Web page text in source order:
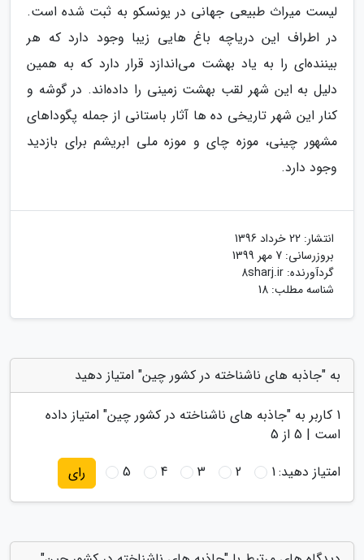
لیست میراث طبیعی جهانی در یونسکو به ثبت شده است.
در اطراف این دریاچه باغ هایی زیبا وجود دارد که هر
بیننده‌ای را به یاد بهشت می‌اندازد قرار دارد که به همین
دلیل به این شهر لقب بهشت زمینی را داده‌اند. در گوشه و
کنار این شهر تاریخی ده ها آثار باستانی از جمله پگوداهای
مشهور چینی، موزه چای و موزه ملی ابریشم برای بازدید
وجود دارد.
انتشار: 22 خرداد 1396
بروزرسانی: 7 مهر 1399
گردآورنده: 8sharj.ir
شناسه مطلب: 18
به "جاذبه های ناشناخته در کشور چین" امتیاز دهید
1 کاربر به "جاذبه های ناشناخته در کشور چین" امتیاز داده
است | 5 از 5
امتیاز دهید:1
2
3
4
5 رای